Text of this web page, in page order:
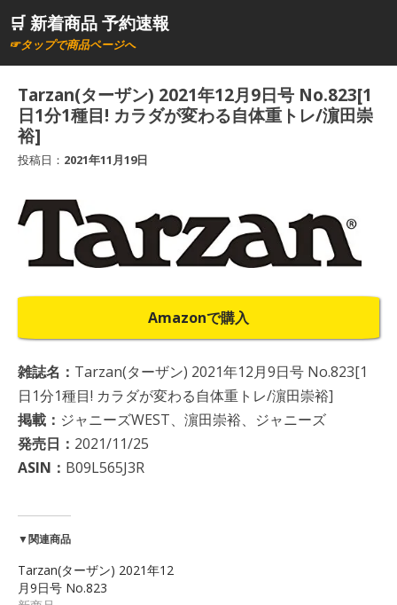
ン🛒 新着商品 予約速報
☞タップで商品ページへ
Tarzan(ターザン) 2021年12月9日号 No.823[1
日1分1種目! カラダが変わる自体重トレ/濵田崇
裕]
投稿日： 2021年11月19日
Amazonで購入
雑誌名： Tarzan(ターザン) 2021年12月9日号 No.823[1
日1分1種目! カラダが変わる自体重トレ/濵田崇裕]
掲載： ジャニーズWEST、濵田崇裕、ジャニーズ
発売日： 2021/11/25
ASIN： B09L565J3R
▼関連商品
Tarzan(ターザン) 2021年12
月9日号 No.823